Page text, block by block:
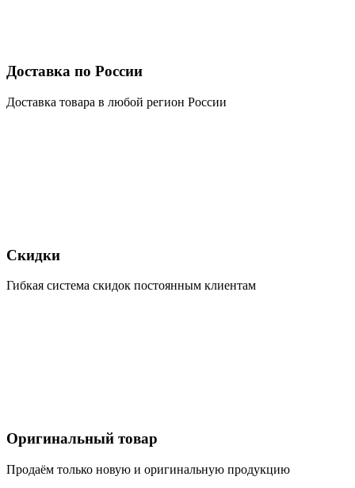
Доставка по России
Доставка товара в любой регион России
Скидки
Гибкая система скидок постоянным клиентам
Оригинальный товар
Продаём только новую и оригинальную продукцию